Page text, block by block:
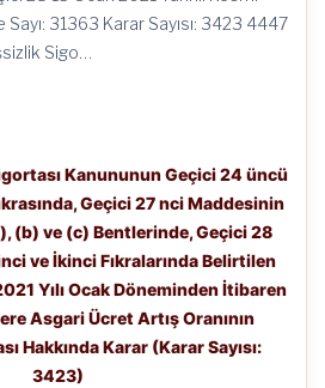
Tutarlarının,
2021
Olmak
Asgari
Ücret
Artış
Oranının
(%21,56)
Artırılması
Hakkında
Karar
(Karar
Sayı: 31363 Karar Sayısı: 3423 4447
Sigo…
Kanununun Geçici 24 üncü
Geçici 27 nci Maddesinin
(b) ve (c) Bentlerinde, Geçici 28
ve İkinci Fıkralarında Belirtilen
Yılı Ocak Döneminden İtibaren
Asgari Ücret Artış Oranının
Hakkında Karar (Karar Sayısı:
3423)